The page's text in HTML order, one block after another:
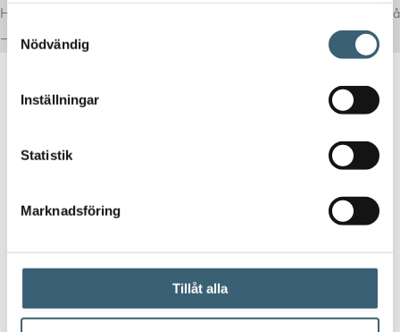
Nödvändig
Inställningar
Statistik
Marknadsföring
Tillåt alla
Här har vi samlat produkter som ofta passar bra ihop med det du tittar på
– för en mer komplett lösning.
Marin Vattentank 40L
1 686kr
Köp nu!